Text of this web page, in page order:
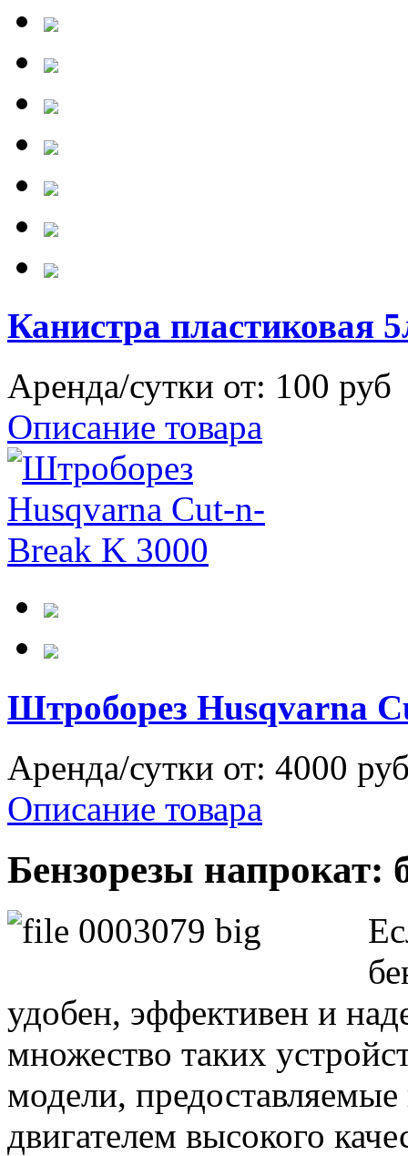
Канистра пластиковая
Аренда/сутки от: 100 руб
Описание товара
Штроборез Husqvarna
Аренда/сутки от: 4000
Описание товара
Бензорезы напрокат:
удобен, эффективен и
множество таких
модели,
двигателем высокого